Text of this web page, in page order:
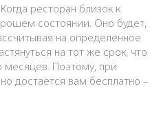
ресторан близок к
состоянии. Оно будет,
на определенное
на тот же срок, что
месяцев. Поэтому, при
достается вам бесплатно –